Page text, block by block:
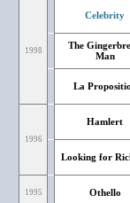
1998
Celebrity
The
Man
La
1996
Hamlert
Looking for
1995 Othello